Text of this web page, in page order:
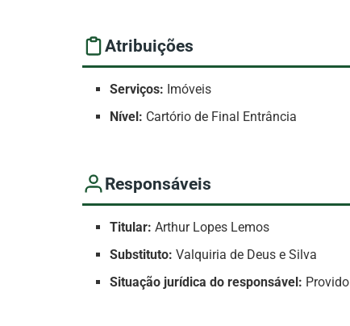
Atribuições
Serviços: Imóveis
Nível: Cartório de Final Entrância
Responsáveis
Titular: Arthur Lopes Lemos
Substituto: Valquiria de Deus e Silva
Situação jurídica do responsável: Provido